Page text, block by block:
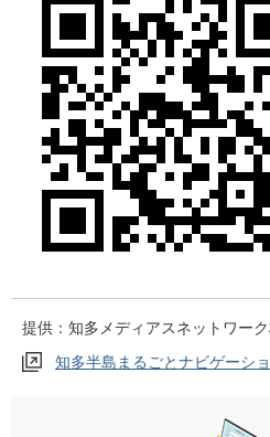
提供：知多メディアスネットワー
知多半島まるごとナビゲーシ